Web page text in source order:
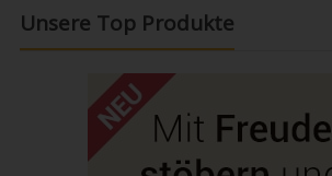
Unsere Top Produkte